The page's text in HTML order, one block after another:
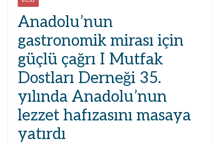
Anadolu’nun
gastronomik mirası için
güçlü çağrı I Mutfak
Dostları Derneği 35.
yılında Anadolu’nun
lezzet hafızasını masaya
yatırdı